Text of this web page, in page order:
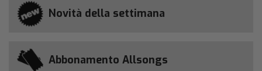
Novità della settimana
Abbonamento Allsongs